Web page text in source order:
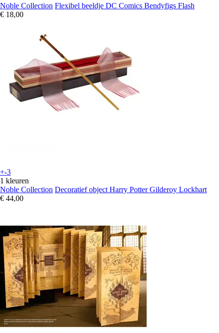
Noble Collection Flexibel beeldje DC Comics Bendyfigs Flash
€ 18,00
+-3
1 kleuren
Noble Collection Decoratief object Harry Potter Gilderoy Lockhart
€ 44,00